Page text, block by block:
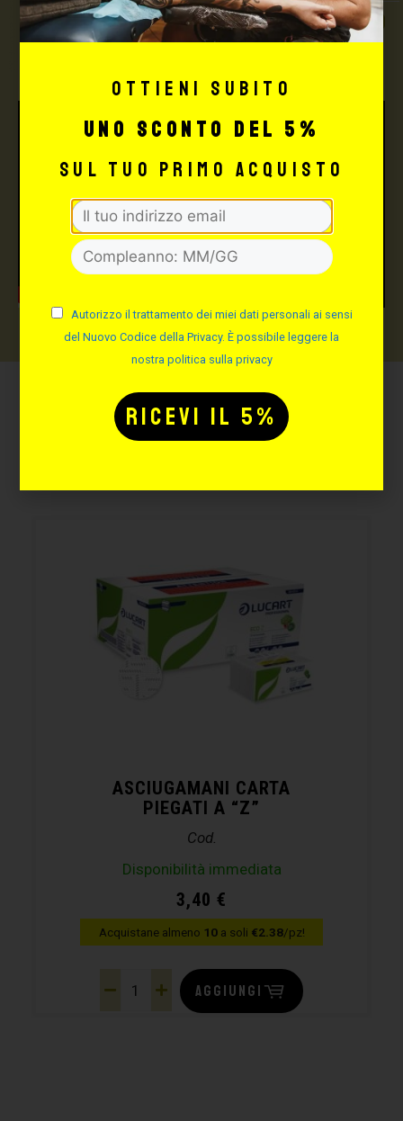
TUTTO PER IL TUO
TATTOO STUDIO
Potrebbe interessarti
anche:
ASCIUGAMANI CARTA
PIEGATI A “Z”
Cod.
Disponibilità immediata
3,40 €
Acquistane almeno 10a soli €2.38/pz!
AGGIUNGI
Ottieni subito
uno sconto del 5%
sul tuo primo acquisto
Autorizzo il trattamento dei miei dati personali ai sensi
del Nuovo Codice della Privacy. È possibile leggere la
nostra politica sulla privacy